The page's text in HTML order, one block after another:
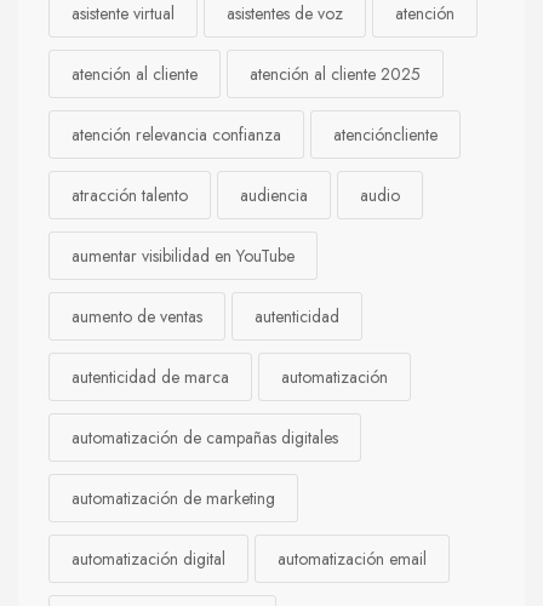
asistente virtual asistentes de voz atención
atención al cliente atención al cliente 2025
atención relevancia confianza atencióncliente
atracción talento audiencia audio
aumentar visibilidad en YouTube
aumento de ventas autenticidad
autenticidad de marca automatización
automatización de campañas digitales
automatización de marketing
automatización digital automatización email